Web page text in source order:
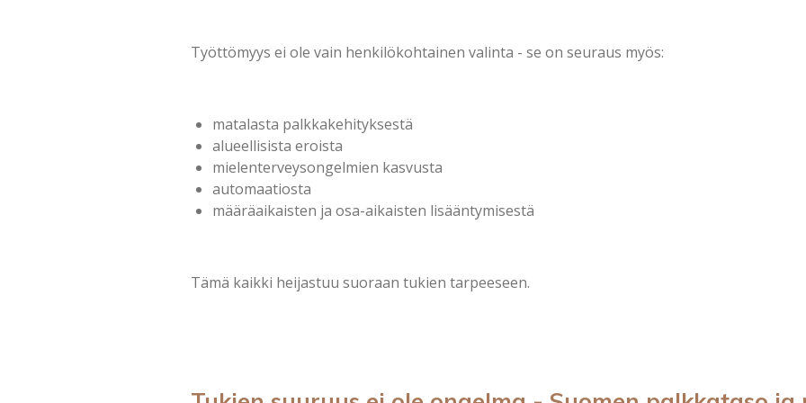
Työttömyys ei ole vain henkilökohtainen valinta - se on seuraus myös:
matalasta palkkakehityksestä
alueellisista eroista
mielenterveysongelmien kasvusta
automaatiosta
määräaikaisten ja osa-aikaisten lisääntymisestä
Tämä kaikki heijastuu suoraan tukien tarpeeseen.